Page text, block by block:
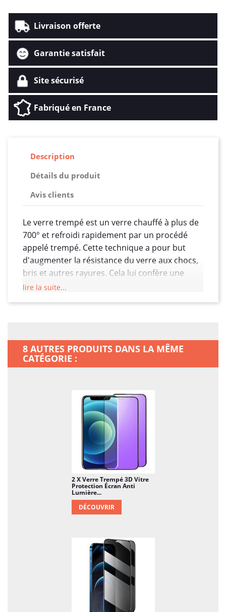
Livraison offerte
Garantie satisfait
Site sécurisé
Fabriqué en France
Description
Détails du produit
Avis clients
Le verre trempé est un verre chauffé à plus de
700° et refroidi rapidement par un procédé
appelé trempé. Cette technique a pour but
d'augmenter la résistance du verre aux chocs,
bris et autres rayures. Cela lui confère une
résistance 5 fois supérieure au verre
considéré comme un verre de sécurité et peut
être utilisé pour certaines applications comme
ou encore le mobilier urbain, les parois
intérieures, les portes et fenêtres dans les lieux
lire la suite...
8 AUTRES PRODUITS DANS LA MÊME
CATÉGORIE :
2 X Verre Trempé 3D Vitre
Protection Écran Anti
Lumière...
DÉCOUVRIR